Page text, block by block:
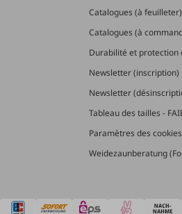
Catalogues (à feuilleter)
Catalogues (à
Durabilité et protection
Newsletter (inscription)
Newsletter
Tableau des tailles -
Paramètres des cookies
Weidezaunberatung